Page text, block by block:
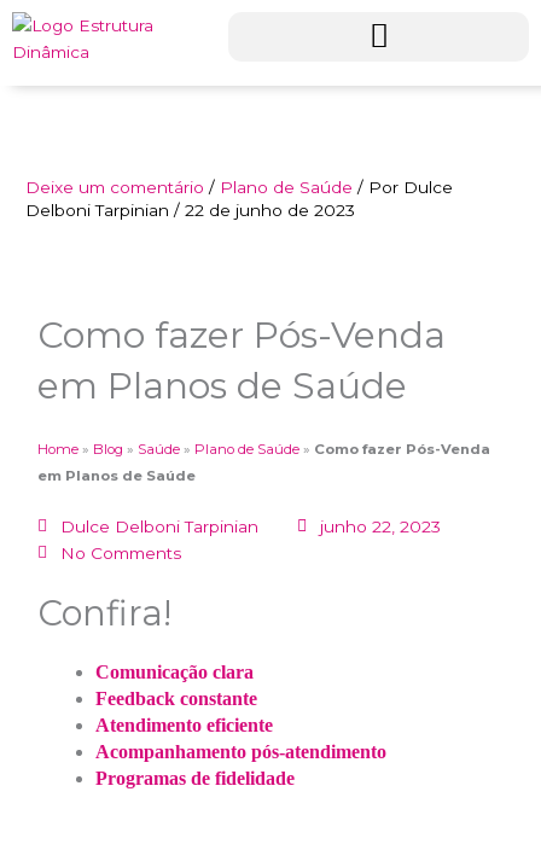
conteúdo
Deixe um comentário / Plano de Saúde / Por Dulce
Delboni Tarpinian/22 de junho de 2023
Como fazer Pós-Venda
em Planos de Saúde
Home » Blog » Saúde » Plano de Saúde » Como fazer Pós-Venda
em Planos de Saúde
Dulce Delboni Tarpinian
junho 22, 2023
No Comments
Confira!
Comunicação clara
Feedback constante
Atendimento eficiente
Acompanhamento pós-atendimento
Programas de fidelidade